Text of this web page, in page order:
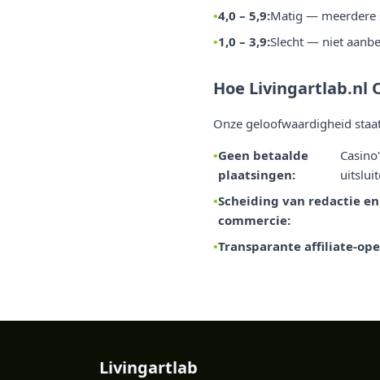
4,0 – 5,9:Matig — meerdere
1,0 – 3,9:Slecht — niet
Hoe Livingartlab.nl
Onze geloofwaardigheid
Geen betaalde
plaatsingen:
Scheiding van redactie en
commercie:
Transparante affiliate-
Livingartlab